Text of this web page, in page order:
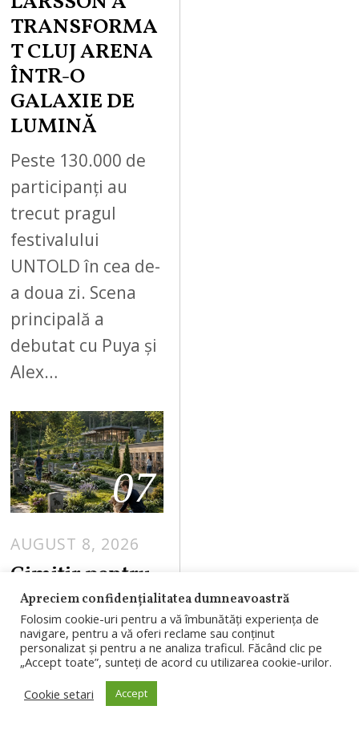
TRANSFORMA
T CLUJ ARENA
ÎNTR-O
GALAXIE DE
LUMINĂ
Peste 130.000 de
participanți au
trecut pragul
festivalului
UNTOLD în cea de-
a doua zi. Scena
principală a
debutat cu Puya și
Alex…
07
AUGUST 8, 2026
Cimitir pentru
animale în
Cluj-Napoca.
Consiliul Local
a aprobat PUZ-
ul pentru
Apreciem confidențialitatea dumneavoastră
Folosim cookie-uri pentru a vă îmbunătăți experiența de
navigare, pentru a vă oferi reclame sau conținut
personalizat și pentru a ne analiza traficul. Făcând clic pe
„Accept toate”, sunteți de acord cu utilizarea cookie-urilor.
Cookie setari
Accept